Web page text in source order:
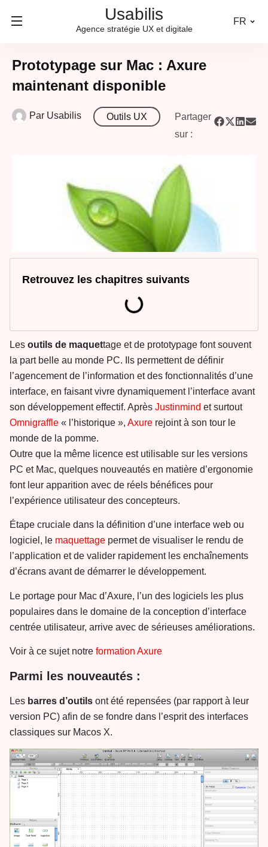
Usabilis
Agence stratégie UX et digitale
FR
Prototypage sur Mac : Axure
maintenant disponible
Par Usabilis Outils UX
Partager
sur :
Retrouvez les chapitres suivants
Les outils de maquettage et de prototypage font souvent
la part belle au monde PC. Ils permettent de définir
l’agencement de l’information et des fonctionnalités d’une
interface, en faisant vivre dynamiquement l’interface avant
son développement effectif. Après Justinmind et surtout
Omnigraffle « l’historique », Axure rejoint à son tour le
monde de la pomme.
Outre que la même licence est utilisable sur les versions
PC et Mac, quelques nouveautés en matière d’ergonomie
font leur apparition avec de réels bénéfices pour
l’expérience utilisateur des concepteurs.
Étape cruciale dans la définition d’une interface web ou
logiciel, le maquettage permet de visualiser le rendu de
l’application et de valider rapidement les enchaînements
d’écrans avant de démarrer le développement.
Le portage pour Mac d’Axure, l’un des logiciels les plus
populaires dans le domaine de la conception d’interface
centrée utilisateur, arrive avec de sérieuses améliorations.
Voir à ce sujet notre formation Axure
Parmi les nouveautés :
Les barres d’outils ont été repensées (par rapport à leur
version PC) afin de se fondre dans l’esprit des interfaces
classiques sur Macos X.